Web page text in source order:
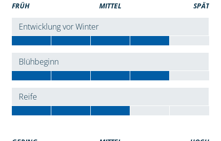
FRÜH MITTEL SPÄT
Entwicklung vor Winter
Blühbeginn
Reife